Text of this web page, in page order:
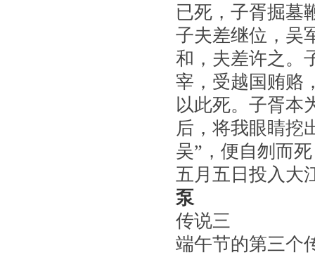
已死，子胥掘墓
子夫差继位，吴
和，夫差许之。
宰，受越国贿赂
以此死。子胥本
后，将我眼睛挖
吴”，便自刎而
五月五日投入大
泵
传说三
端午节的第三个